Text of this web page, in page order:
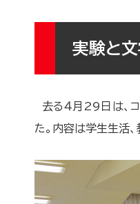
実験と
去る４月29日は、
た。内容は学生生活